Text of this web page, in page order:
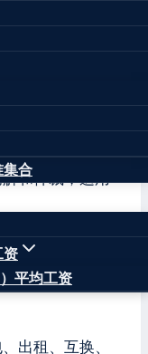
集合
资
平均工资
）
地承包经营纠
村经济发展和
和仲裁，适用
终止农村土地
出租、互换、